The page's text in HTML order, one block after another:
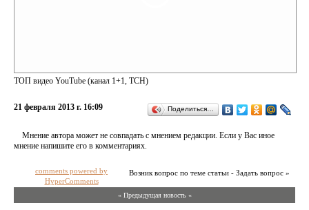
ТОП видео YouTube (канал 1+1, ТСН)
21 февраля 2013 г. 16:09 Поделиться…
Мнение автора может не совпадать с мнением редакции. Если у Вас иное
мнение напишите его в комментариях.
Возник вопрос по теме статьи - Задать вопрос »
comments powered by
HyperComments
« Предыдущая новость «